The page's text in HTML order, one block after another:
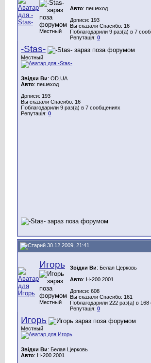
Местный
Авто: пешеход
Дописи: 193
Вы сказали Спасибо: 16
Поблагодарили 9 раз(а) в 7
Репутація: 0
-Stas-
Местный
Звідки Ви: OD.UA
Авто: пешеход
Дописи: 193
Вы сказали Спасибо: 16
Поблагодарили 9 раз(а) в 7 сообщениях
Репутація: 0
30.12.2009, 21:41
Игорь
Местный
Звідки Ви: Белая Церковь
Авто: H-200 2001
Дописи: 608
Вы сказали Спасибо: 161
Поблагодарили 222 раз(а) в
Репутація: 0
Игорь
Местный
Звідки Ви: Белая Церковь
Авто: H-200 2001